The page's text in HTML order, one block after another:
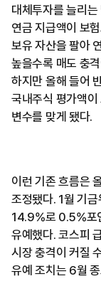
대체투자를 늘리
연금 지급액이 보
보유 자산을 팔아
높을수록 매도 충
하지만 올해 들어
국내주식 평가액
변수를 맞게 됐다.
이런 기존 흐름은
조정됐다. 1월 기
14.9%로 0.5%포
유예했다. 코스피
시장 충격이 커질
유예 조치는 6월